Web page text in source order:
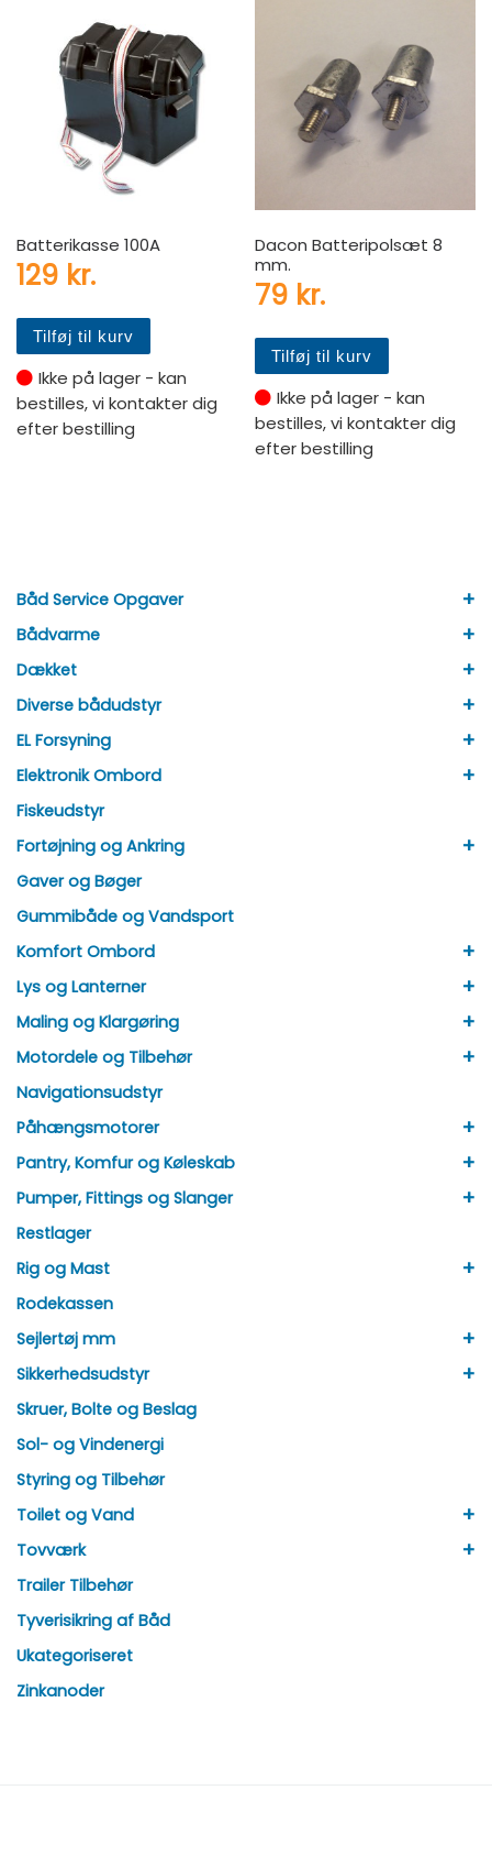
Batterikasse 100A
129 kr.
Tilføj til kurv
Ikke på lager - kan
bestilles, vi kontakter dig
efter bestilling
Dacon Batteripolsæt 8
mm.
79 kr.
Tilføj til kurv
Ikke på lager - kan
bestilles, vi kontakter dig
efter bestilling
Båd Service Opgaver +
Bådvarme +
Dækket +
Diverse bådudstyr +
EL Forsyning +
Elektronik Ombord +
Fiskeudstyr
Fortøjning og Ankring
+
Gaver og Bøger
Gummibåde og Vandsport
Komfort Ombord
+
Lys og Lanterner +
Maling og Klargøring +
Motordele og Tilbehør +
Navigationsudstyr
Påhængsmotorer
+
Pantry, Komfur og Køleskab +
Pumper, Fittings og Slanger +
Restlager
Rig og Mast
+
Rodekassen
Sejlertøj mm
+
Sikkerhedsudstyr +
Skruer, Bolte og Beslag
Sol- og Vindenergi
Styring og Tilbehør
Toilet og Vand
+
Tovværk +
Trailer Tilbehør
Tyverisikring af Båd
Ukategoriseret
Zinkanoder